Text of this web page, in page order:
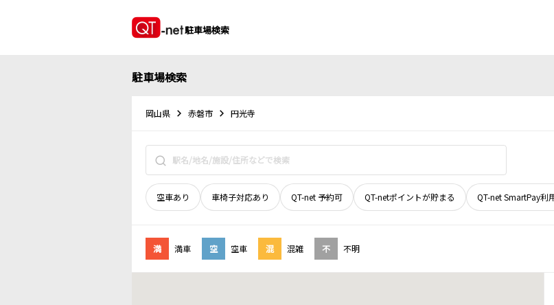
駐車場検索
駐車場検索
岡山県 赤磐市 円光寺
空車あり 車椅子対応あり QT-net 予約可 QT-netポイントが貯まる QT-net SmartPay利
満 満車 空 空車 混 混雑 不 不明